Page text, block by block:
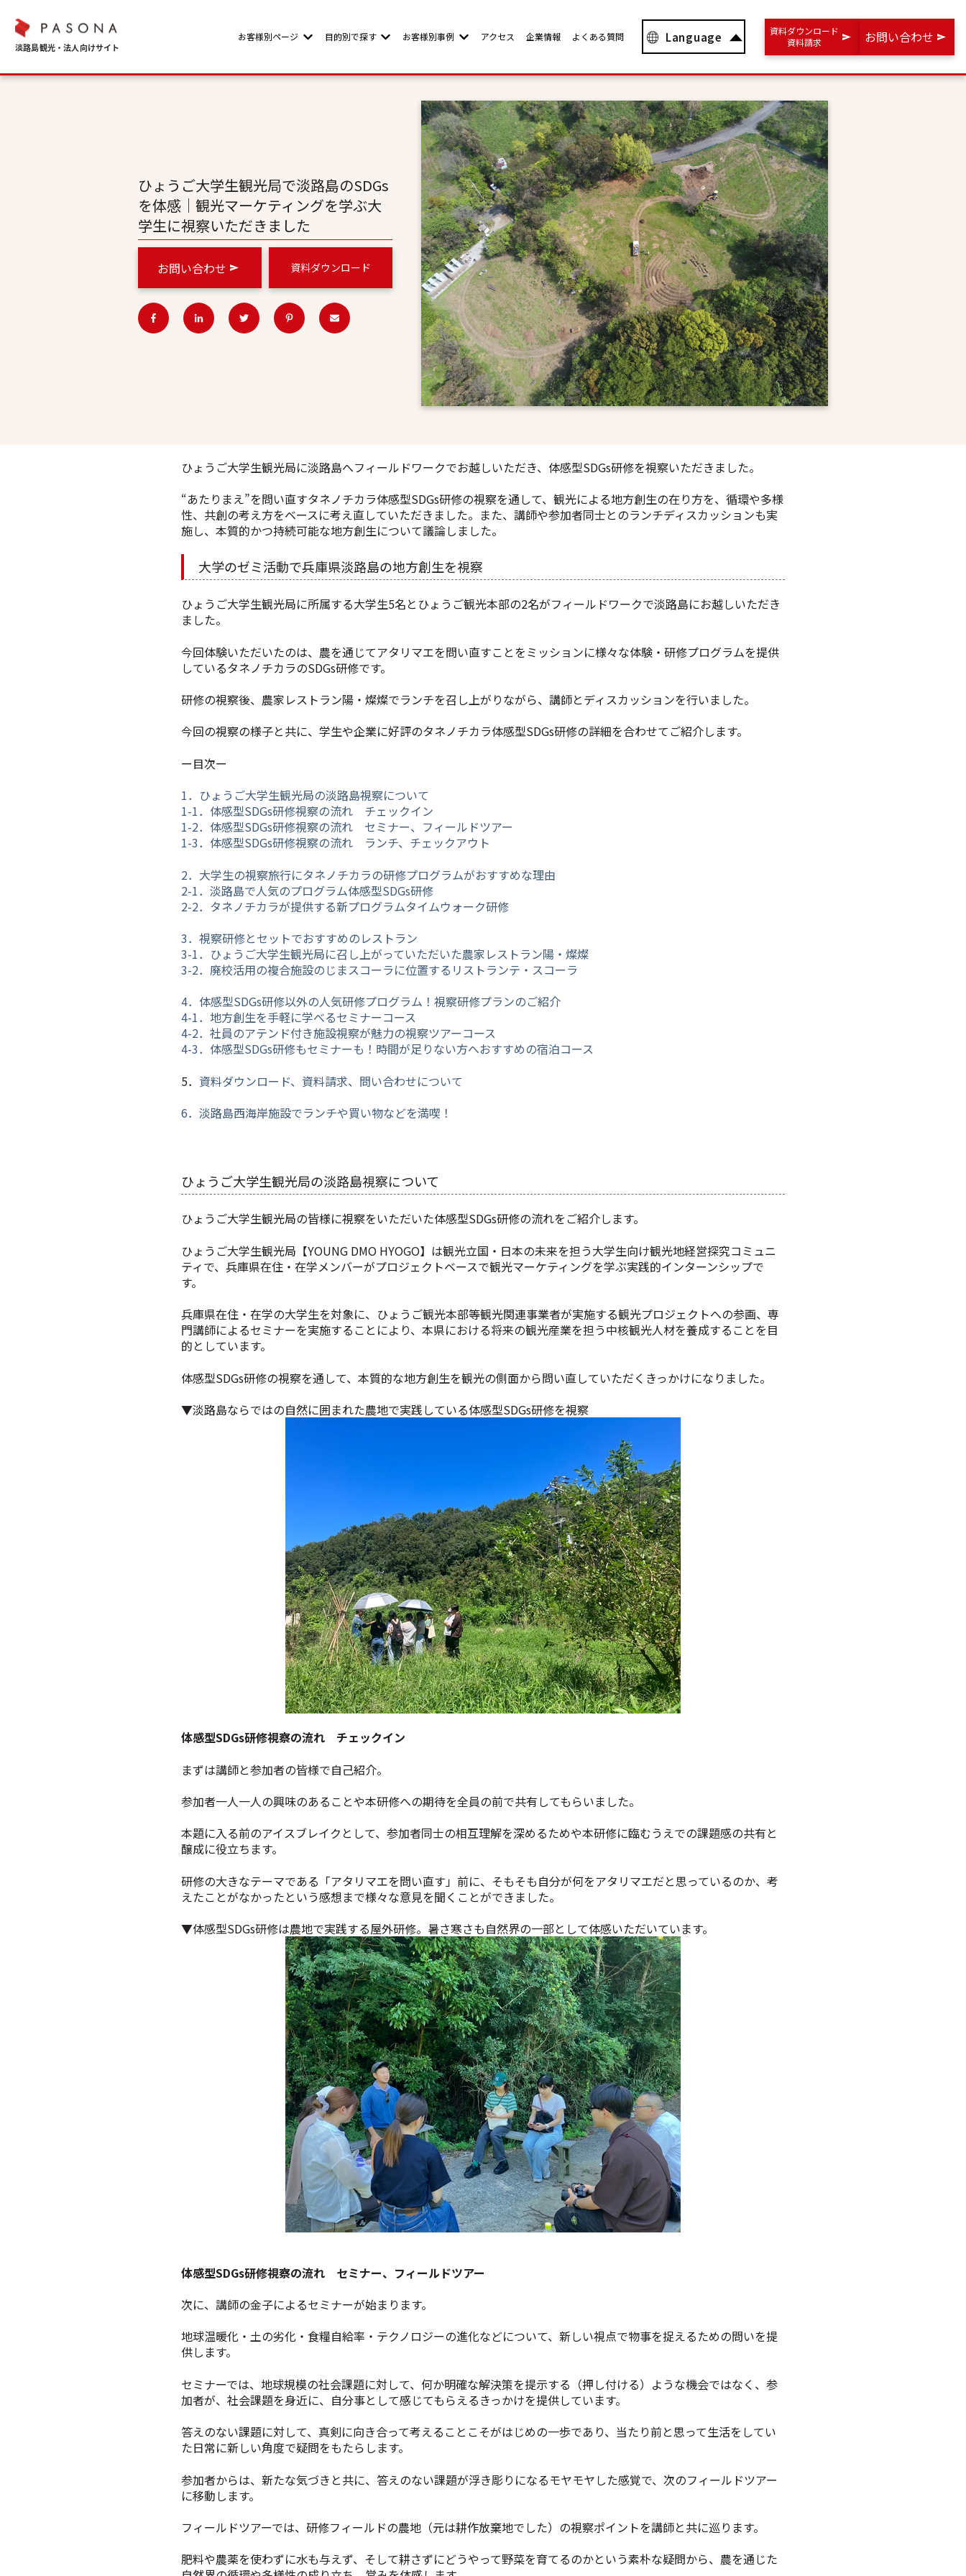
お客様別ページ Show submenu for お客様別ページ
目的別で探す Show submenu for 目的別で探す
お客様別事例 Show submenu for お客様別事例
アクセス 企業情報 よくある質問 Language
資料ダウンロード
資料請求
お問い合わせ
ひょうご大学生観光局で淡路島のSDGs
を体感｜観光マーケティングを学ぶ大
学生に視察いただきました
お問い合わせ 資料ダウンロード
ひょうご大学生観光局に淡路島へフィールドワークでお越しいただき、体感型SDGs研修を視察いただきました。
“あたりまえ”を問い直すタネノチカラ体感型SDGs研修の視察を通して、観光による地方創生の在り方を、循環や多様
性、共創の考え方をベースに考え直していただきました。また、講師や参加者同士とのランチディスカッションも実
施し、本質的かつ持続可能な地方創生について議論しました。
大学のゼミ活動で兵庫県淡路島の地方創生を視察
ひょうご大学生観光局に所属する大学生5名とひょうご観光本部の2名がフィールドワークで淡路島にお越しいただき
ました。
今回体験いただいたのは、農を通じてアタリマエを問い直すことをミッションに様々な体験・研修プログラムを提供
しているタネノチカラのSDGs研修です。
研修の視察後、農家レストラン陽・燦燦でランチを召し上がりながら、講師とディスカッションを行いました。
今回の視察の様子と共に、学生や企業に好評のタネノチカラ体感型SDGs研修の詳細を合わせてご紹介します。
ー目次ー
1．ひょうご大学生観光局の淡路島視察について
1-1． 体感型SDGs研修視察の流れ チェックイン
1-2．体感型SDGs研修視察の流れ セミナー、フィールドツアー
1-3． 体感型SDGs研修視察の流れ ランチ、チェックアウト
2． 大学生の視察旅行にタネノチカラの研修プログラムがおすすめな理由
2-1． 淡路島で人気のプログラム体感型SDGs研修
2-2． タネノチカラが提供する新プログラムタイムウォーク研修
3．視察研修とセットでおすすめのレストラン
3-1．ひょうご大学生観光局に召し上がっていただいた農家レストラン陽・燦燦
3-2．廃校活用の複合施設のじまスコーラに位置するリストランテ・スコーラ
4．体感型SDGs研修以外の人気研修プログラム！視察研修プランのご紹介
4-1．地方創生を手軽に学べるセミナーコース
4-2．社員のアテンド付き施設視察が魅力の視察ツアーコース
4-3．体感型SDGs研修もセミナーも！時間が足りない方へおすすめの宿泊コース
5． 資料ダウンロード、資料請求、問い合わせについて
6． 淡路島西海岸施設でランチや買い物などを満喫！
ひょうご大学生観光局の淡路島視察について
ひょうご大学生観光局の皆様に視察をいただいた体感型SDGs研修の流れをご紹介します。
ひょうご大学生観光局【YOUNG DMO HYOGO】は観光立国・日本の未来を担う大学生向け観光地経営探究コミュニ
ティで、兵庫県在住・在学メンバーがプロジェクトベースで観光マーケティングを学ぶ実践的インターンシップで
す。
兵庫県在住・在学の大学生を対象に、ひょうご観光本部等観光関連事業者が実施する観光プロジェクトへの参画、専
門講師によるセミナーを実施することにより、本県における将来の観光産業を担う中核観光人材を養成することを目
的としています。
体感型SDGs研修の視察を通して、本質的な地方創生を観光の側面から問い直していただくきっかけになりました。
▼淡路島ならではの自然に囲まれた農地で実践している体感型SDGs研修を視察
体感型SDGs研修視察の流れ チェックイン
まずは講師と参加者の皆様で自己紹介。
参加者一人一人の興味のあることや本研修への期待を全員の前で共有してもらいました。
本題に入る前のアイスブレイクとして、参加者同士の相互理解を深めるためや本研修に臨むうえでの課題感の共有と
醸成に役立ちます。
研修の大きなテーマである「アタリマエを問い直す」前に、そもそも自分が何をアタリマエだと思っているのか、考
えたことがなかったという感想まで様々な意見を聞くことができました。
▼体感型SDGs研修は農地で実践する屋外研修。暑さ寒さも自然界の一部として体感いただいています。
体感型SDGs研修視察の流れ セミナー、フィールドツアー
次に、講師の金子によるセミナーが始まります。
地球温暖化・土の劣化・食糧自給率・テクノロジーの進化などについて、新しい視点で物事を捉えるための問いを提
供します。
セミナーでは、地球規模の社会課題に対して、何か明確な解決策を提示する（押し付ける）ような機会ではなく、参
加者が、社会課題を身近に、自分事として感じてもらえるきっかけを提供しています。
答えのない課題に対して、真剣に向き合って考えることこそがはじめの一歩であり、当たり前と思って生活をしてい
た日常に新しい角度で疑問をもたらします。
参加者からは、新たな気づきと共に、答えのない課題が浮き彫りになるモヤモヤした感覚で、次のフィールドツアー
に移動します。
フィールドツアーでは、研修フィールドの農地（元は耕作放棄地でした）の視察ポイントを講師と共に巡ります。
肥料や農薬を使わずに水も与えず、そして耕さずにどうやって野菜を育てるのかという素朴な疑問から、農を通じた